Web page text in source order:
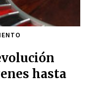
hasta